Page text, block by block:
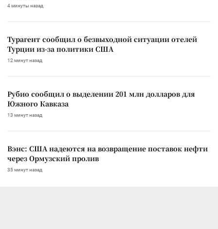
4 минуты назад
Турагент сообщил о безвыходной ситуации отелей
Турции из-за политики США
12 минут назад
Рубио сообщил о выделении 201 млн долларов для
Южного Кавказа
13 минут назад
Вэнс: США надеются на возвращение поставок нефти
через Ормузский пролив
35 минут назад